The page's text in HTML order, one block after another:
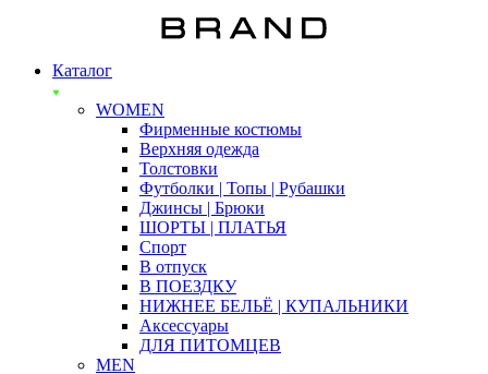
Каталог
WOMEN
Фирменные костюмы
Верхняя одежда
Толстовки
Футболки | Топы | Рубашки
Джинсы | Брюки
ШОРТЫ | ПЛАТЬЯ
Спорт
В отпуск
В ПОЕЗДКУ
НИЖНЕЕ БЕЛЬЁ | КУПАЛЬНИКИ
Аксессуары
ДЛЯ ПИТОМЦЕВ
MEN